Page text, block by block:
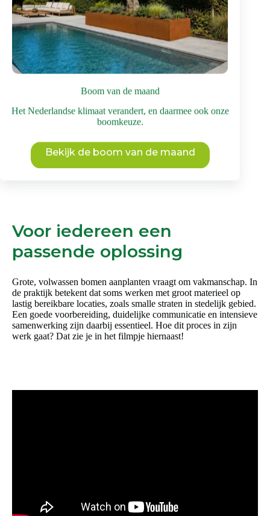
Boom van de maand
Het Nederlandse klimaat verandert, en daarmee ook onze
boomkeuze.
Bekijk de boom van de maand
Bomen met mooie herfstkleuren,Bomen voor
een hoge biodiversiteit,Bomen voor middelgrote
tuin
Bekijk deze boom
Dit
product
heeft
variaties.
optie
kan
worden
op
de
Voor iedereen een
passende oplossing
Grote, volwassen bomen aanplanten vraagt om vakmanschap. In
de praktijk betekent dat soms werken met groot materieel op
lastig bereikbare locaties, zoals smalle straten in stedelijk gebied.
Een goede voorbereiding, duidelijke communicatie en intensieve
samenwerking zijn daarbij essentieel. Hoe dit proces in zijn
werk gaat? Dat zie je in het filmpje hiernaast!